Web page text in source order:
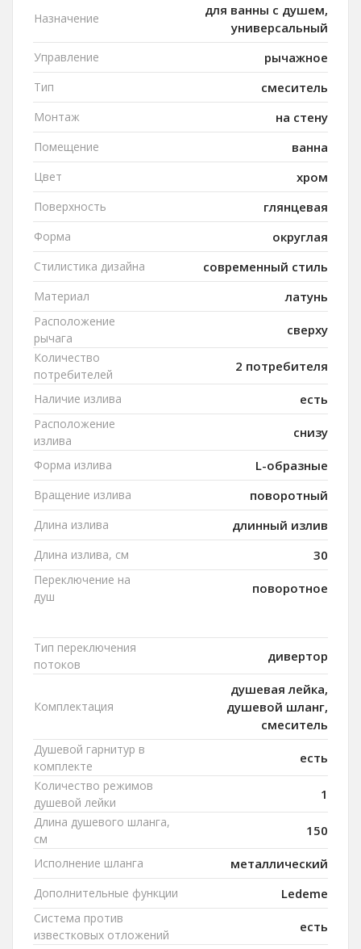
Назначение
для ванны с душем,
универсальный
Управление рычажное
Тип смеситель
Монтаж на стену
Помещение ванна
Цвет хром
Поверхность глянцевая
Форма округлая
Стилистика дизайна современный стиль
Материал латунь
Расположение
рычага
сверху
Количество
потребителей
2 потребителя
Наличие излива есть
Расположение
излива
снизу
Форма излива L-образные
Вращение излива поворотный
Длина излива длинный излив
Длина излива, см 30
Переключение на
душ
поворотное
Тип переключения
потоков
дивертор
Комплектация
душевая лейка,
душевой шланг,
смеситель
Душевой гарнитур в
комплекте
есть
Количество режимов
душевой лейки
1
Длина душевого шланга,
см
150
Исполнение шланга металлический
Дополнительные функции Ledeme
Система против
известковых отложений
есть